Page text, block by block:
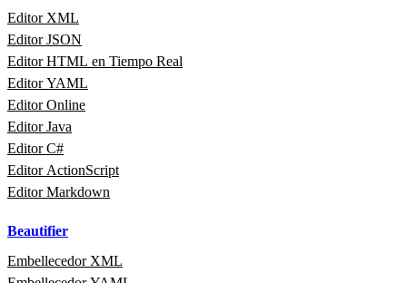
Editor XML
Editor JSON
Editor HTML en Tiempo Real
Editor YAML
Editor Online
Editor Java
Editor C#
Editor ActionScript
Editor Markdown
Beautifier
Embellecedor XML